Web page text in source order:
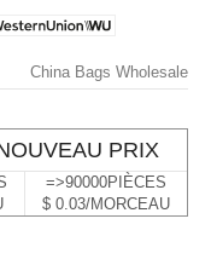
China Bags Wholesale
PRIX
=>90000PIÈCES
$ 0.03/MORCEAU